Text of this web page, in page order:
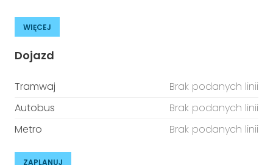
WIĘCEJ
Dojazd
Tramwaj
Brak podanych linii
Autobus
Brak podanych linii
Metro
Brak podanych linii
ZAPLANUJ